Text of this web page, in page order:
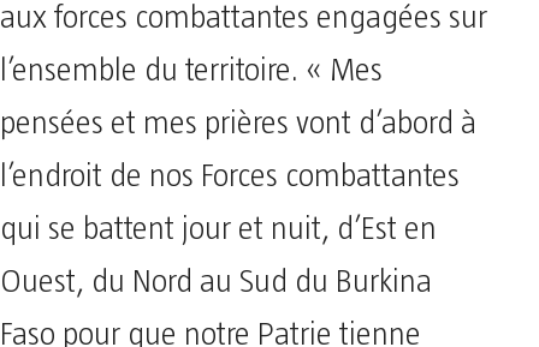
aux forces combattantes engagées sur
l’ensemble du territoire. « Mes
pensées et mes prières vont d’abord à
l’endroit de nos Forces combattantes
qui se battent jour et nuit, d’Est en
Ouest, du Nord au Sud du Burkina
Faso pour que notre Patrie tienne